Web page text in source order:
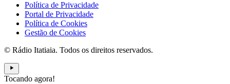
Política de Privacidade
Portal de Privacidade
Política de Cookies
Gestão de Cookies
© Rádio Itatiaia. Todos os direitos reservados.
Tocando agora!